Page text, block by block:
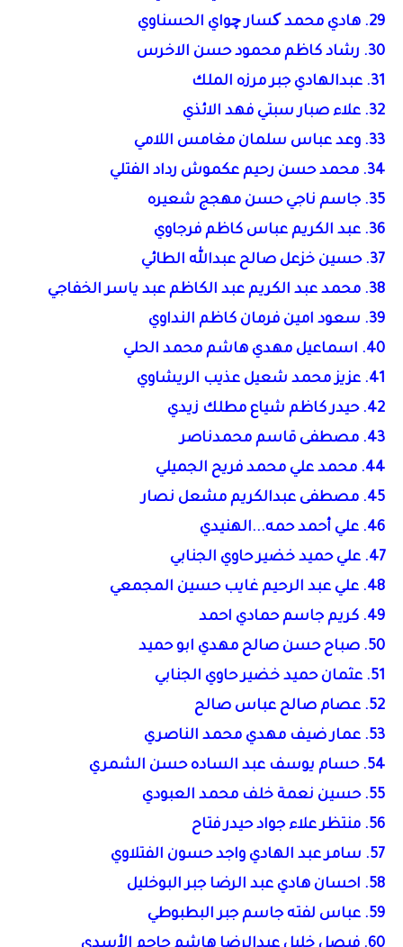
29. هادي محمد کسار چواي الحسناوي
30. رشاد كاظم محمود حسن الاخرس
31. عبدالهادي جبر مرزه الملك
32. علاء صبار سبتي فهد الائذي
33. وعد عباس سلمان مغامس اللامي
34. محمد حسن رحيم عكموش رداد الفتلي
35. جاسم ناجي حسن مهجج شعيره
36. عبد الكريم عباس كاظم فرجاوي
37. حسين خزعل صالح عبدالله الطائي
38. محمد عبد الكريم عبد الكاظم عبد ياسر الخفاجي
39. سعود امين فرمان كاظم النداوي
40. اسماعيل مهدي هاشم محمد الحلي
41. عزيز محمد شعيل عذيب الريشاوي
42. حيدر كاظم شياع مطلك زيدي
43. مصطفى قاسم محمدناصر
44. محمد علي محمد فريح الجميلي
45. مصطفى عبدالكريم مشعل نصار
46. علي أحمد حمه...الهنيدي
47. علي حميد خضير حاوي الجنابي
48. علي عبد الرحيم غايب حسين المجمعي
49. كريم جاسم حمادي احمد
50. صباح حسن صالح مهدي ابو حميد
51. عثمان حميد خضير حاوي الجنابي
52. عصام صالح عباس صالح
53. عمار ضيف مهدي محمد الناصري
54. حسام يوسف عبد الساده حسن الشمري
55. حسين نعمة خلف محمد العبودي
56. منتظر علاء جواد حيدر فتاح
57. سامر عبد الهادي واجد حسون الفتلاوي
58. احسان هادي عبد الرضا جبر البوخليل
59. عباس لفته جاسم جبر البطبوطي